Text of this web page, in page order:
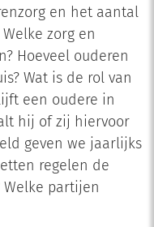
en het aantal
zorg en
Hoeveel ouderen
Wat is de rol van
een oudere in
hij of zij hiervoor
geven we jaarlijks
regelen de
Welke partijen